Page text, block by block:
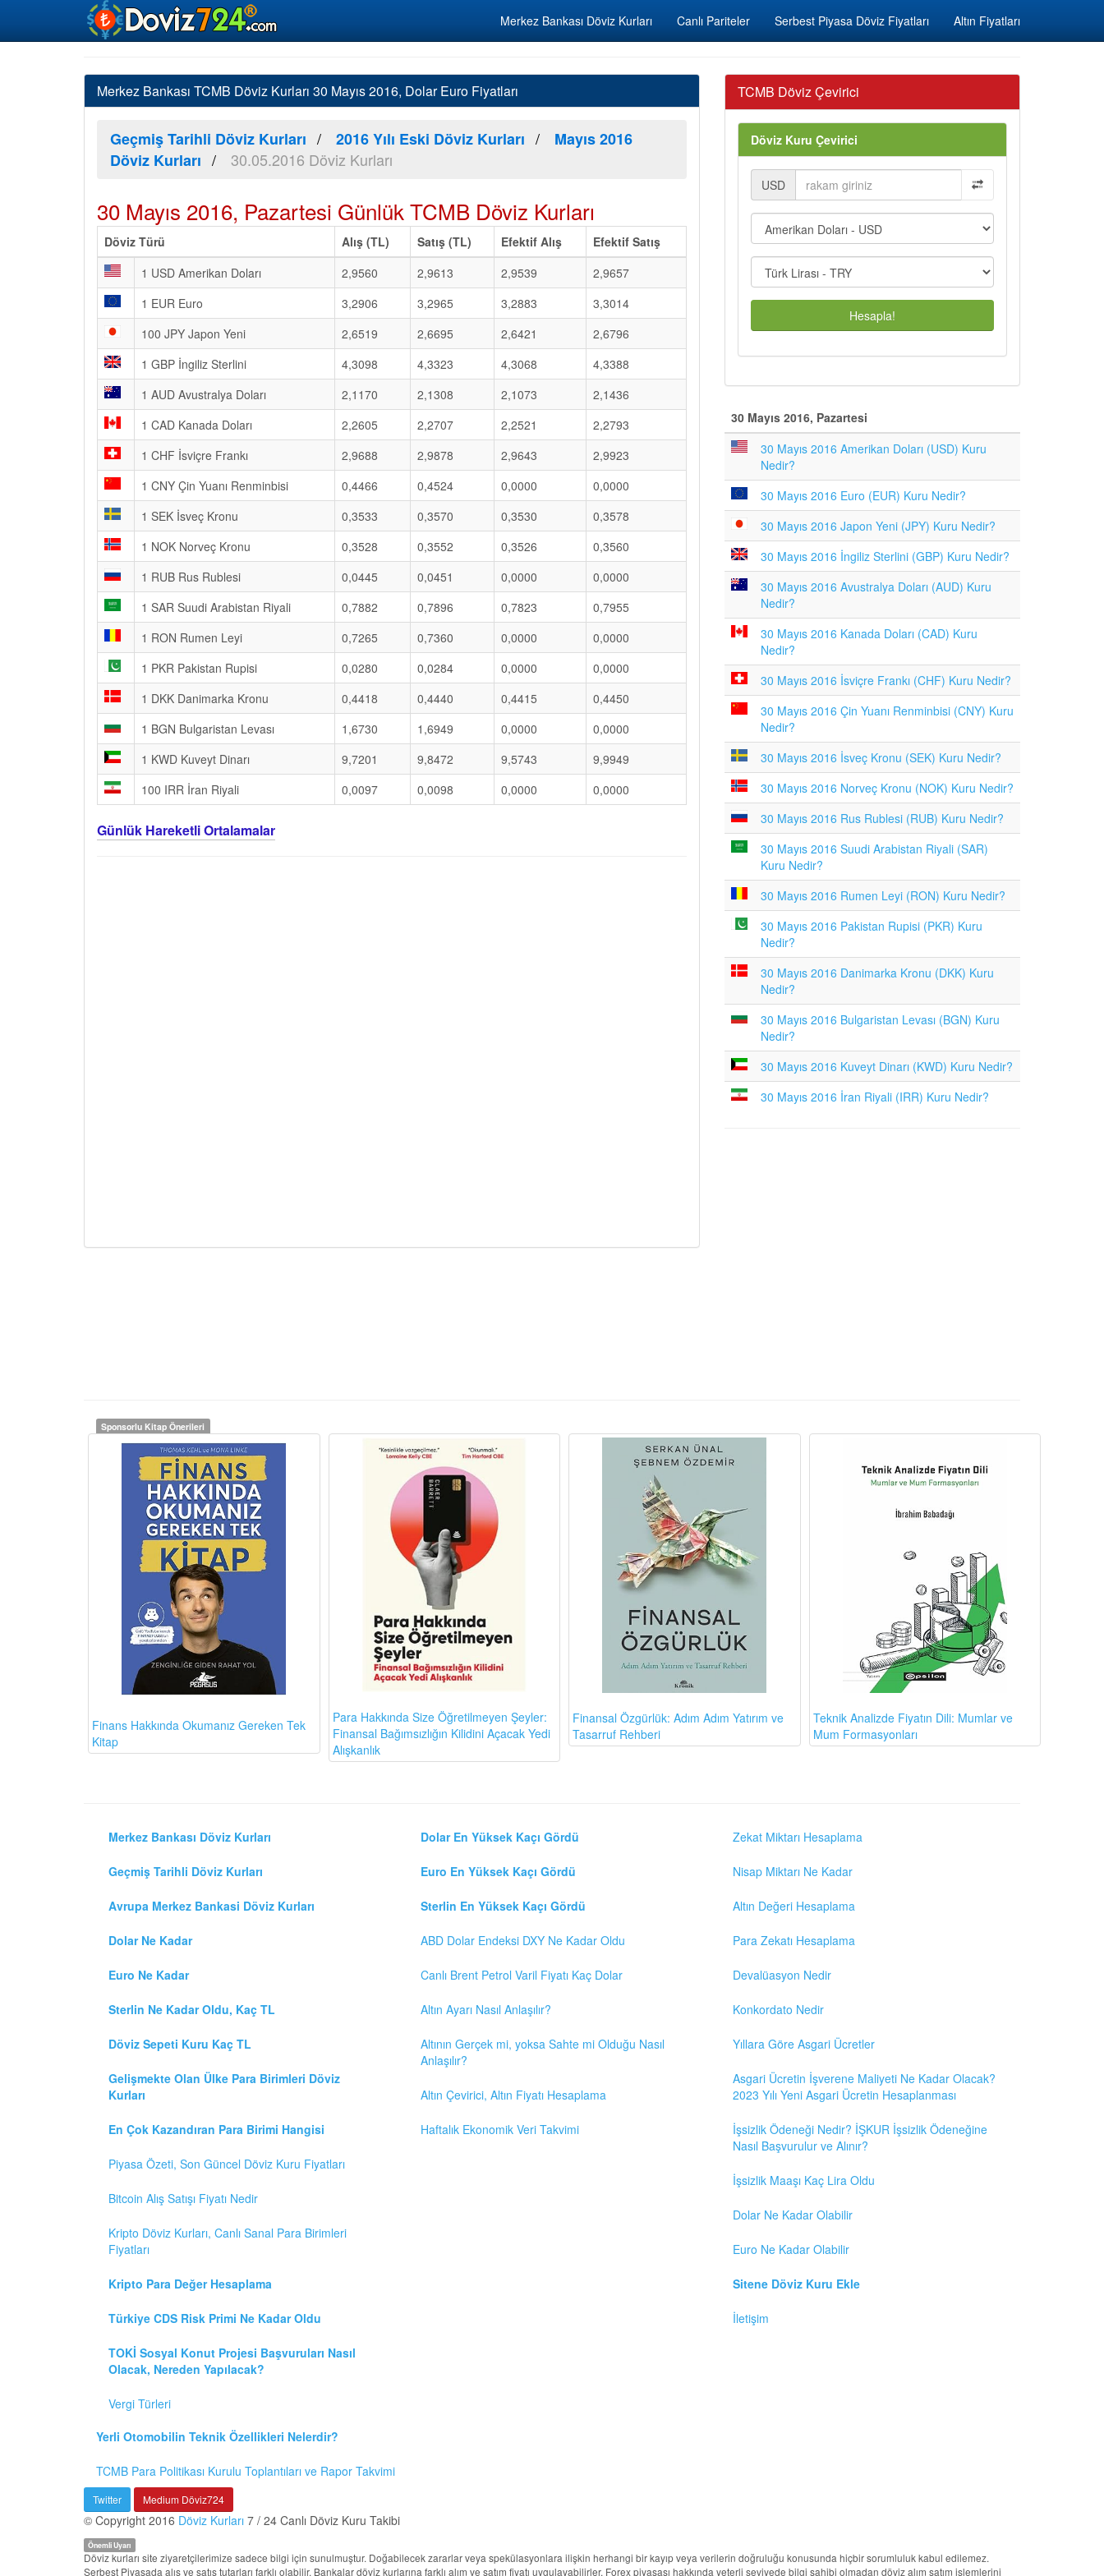
Merkez Bankası Döviz Kurları Canlı Pariteler Serbest Piyasa Döviz Fiyatları Altın Fiyatları
Merkez Bankası TCMB Döviz Kurları 30 Mayıs 2016, Dolar Euro Fiyatları
Geçmiş Tarihli Döviz Kurları 2016 Yılı Eski Döviz Kurları
Mayıs 2016
Döviz Kurları
30.05.2016 Döviz Kurları
30 Mayıs 2016, Pazartesi Günlük TCMB Döviz Kurları
Döviz Türü Alış (TL) Satış (TL) Efektif Alış
Efektif Satış
1 USD Amerikan Doları
2,9560 2,9613 2,9539
2,9657
1 EUR Euro
3,2906 3,2965 3,2883
3,3014
100 JPY Japon Yeni
2,6519 2,6695 2,6421
2,6796
1 GBP İngiliz Sterlini
4,3098 4,3323 4,3068
4,3388
1 AUD Avustralya Doları
2,1170 2,1308 2,1073
2,1436
1 CAD Kanada Doları
2,2605 2,2707 2,2521
2,2793
1 CHF İsviçre Frankı
2,9688 2,9878 2,9643
2,9923
1 CNY Çin Yuanı Renminbisi
0,4466 0,4524 0,0000
0,0000
1 SEK İsveç Kronu
0,3533 0,3570 0,3530
0,3578
1 NOK Norveç Kronu
0,3528 0,3552 0,3526
0,3560
1 RUB Rus Rublesi
0,0445 0,0451 0,0000
0,0000
1 SAR Suudi Arabistan Riyali
0,7882 0,7896 0,7823
0,7955
1 RON Rumen Leyi
0,7265 0,7360 0,0000
0,0000
1 PKR Pakistan Rupisi
0,0280 0,0284 0,0000
0,0000
1 DKK Danimarka Kronu
0,4418 0,4440 0,4415
0,4450
1 BGN Bulgaristan Levası
1,6730 1,6949 0,0000
0,0000
1 KWD Kuveyt Dinarı
9,7201 9,8472 9,5743
9,9949
100 IRR İran Riyali
0,0097 0,0098 0,0000 0,0000
Günlük Hareketli Ortalamalar
TCMB Döviz Çevirici
Döviz Kuru Çevirici
USD
Hesapla!
30 Mayıs 2016, Pazartesi
30 Mayıs 2016 Amerikan Doları (USD) Kuru
Nedir?
30 Mayıs 2016 Euro (EUR) Kuru Nedir?
30 Mayıs 2016 Japon Yeni (JPY) Kuru Nedir?
30 Mayıs 2016 İngiliz Sterlini (GBP) Kuru Nedir?
30 Mayıs 2016 Avustralya Doları (AUD) Kuru
Nedir?
30 Mayıs 2016 Kanada Doları (CAD) Kuru
Nedir?
30 Mayıs 2016 İsviçre Frankı (CHF) Kuru Nedir?
30 Mayıs 2016 Çin Yuanı Renminbisi (CNY) Kuru
Nedir?
30 Mayıs 2016 İsveç Kronu (SEK) Kuru Nedir?
30 Mayıs 2016 Norveç Kronu (NOK) Kuru Nedir?
30 Mayıs 2016 Rus Rublesi (RUB) Kuru Nedir?
30 Mayıs 2016 Suudi Arabistan Riyali (SAR)
Kuru Nedir?
30 Mayıs 2016 Rumen Leyi (RON) Kuru Nedir?
30 Mayıs 2016 Pakistan Rupisi (PKR) Kuru
Nedir?
30 Mayıs 2016 Danimarka Kronu (DKK) Kuru
Nedir?
30 Mayıs 2016 Bulgaristan Levası (BGN) Kuru
Nedir?
30 Mayıs 2016 Kuveyt Dinarı (KWD) Kuru Nedir?
30 Mayıs 2016 İran Riyali (IRR) Kuru Nedir?
Sponsorlu Kitap Önerileri
Finans Hakkında Okumanız Gereken Tek
Kitap
Para Hakkında Size Öğretilmeyen Şeyler:
Finansal Bağımsızlığın Kilidini Açacak Yedi
Alışkanlık
Finansal Özgürlük: Adım Adım Yatırım ve
Tasarruf Rehberi
Teknik Analizde Fiyatın Dili: Mumlar ve
Mum Formasyonları
Merkez Bankası Döviz Kurları
Geçmiş Tarihli Döviz Kurları
Avrupa Merkez Bankasi Döviz Kurları
Dolar Ne Kadar
Euro Ne Kadar
Sterlin Ne Kadar Oldu, Kaç TL
Döviz Sepeti Kuru Kaç TL
Gelişmekte Olan Ülke Para Birimleri Döviz
Kurları
En Çok Kazandıran Para Birimi Hangisi
Piyasa Özeti, Son Güncel Döviz Kuru Fiyatları
Bitcoin Alış Satışı Fiyatı Nedir
Kripto Döviz Kurları, Canlı Sanal Para Birimleri
Fiyatları
Kripto Para Değer Hesaplama
Türkiye CDS Risk Primi Ne Kadar Oldu
TOKİ Sosyal Konut Projesi Başvuruları Nasıl
Olacak, Nereden Yapılacak?
Vergi Türleri
Dolar En Yüksek Kaçı Gördü
Euro En Yüksek Kaçı Gördü
Sterlin En Yüksek Kaçı Gördü
ABD Dolar Endeksi DXY Ne Kadar Oldu
Canlı Brent Petrol Varil Fiyatı Kaç Dolar
Altın Ayarı Nasıl Anlaşılır?
Altının Gerçek mi, yoksa Sahte mi Olduğu Nasıl
Anlaşılır?
Altın Çevirici, Altın Fiyatı Hesaplama
Haftalık Ekonomik Veri Takvimi
Zekat Miktarı Hesaplama
Nisap Miktarı Ne Kadar
Altın Değeri Hesaplama
Para Zekatı Hesaplama
Devalüasyon Nedir
Konkordato Nedir
Yıllara Göre Asgari Ücretler
Asgari Ücretin İşverene Maliyeti Ne Kadar Olacak?
2023 Yılı Yeni Asgari Ücretin Hesaplanması
İşsizlik Ödeneği Nedir? İŞKUR İşsizlik Ödeneğine
Nasıl Başvurulur ve Alınır?
İşsizlik Maaşı Kaç Lira Oldu
Dolar Ne Kadar Olabilir
Euro Ne Kadar Olabilir
Sitene Döviz Kuru Ekle
İletişim
Yerli Otomobilin Teknik Özellikleri Nelerdir?
TCMB Para Politikası Kurulu Toplantıları ve Rapor Takvimi
Twitter Medium Döviz724
© Copyright 2016 Döviz Kurları 7 / 24 Canlı Döviz Kuru Takibi
Önemli Uyarı
Döviz kurları site ziyaretçilerimize sadece bilgi için sunulmuştur. Doğabilecek zararlar veya spekülasyonlara ilişkin herhangi bir kayıp veya verilerin doğruluğu konusunda hiçbir sorumluluk kabul edilemez.
Serbest Piyasada alış ve satış tutarları farklı olabilir. Bankalar döviz kurlarına farklı alım ve satım fiyatı uygulayabilirler. Forex piyasası hakkında yeterli seviyede bilgi sahibi olmadan döviz alım satım işlemlerini